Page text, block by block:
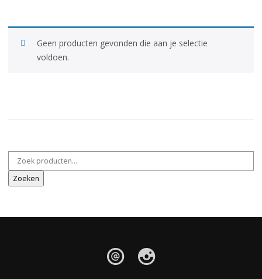
Geen producten gevonden die aan je selectie
voldoen.
Zoeken naar:
Zoeken